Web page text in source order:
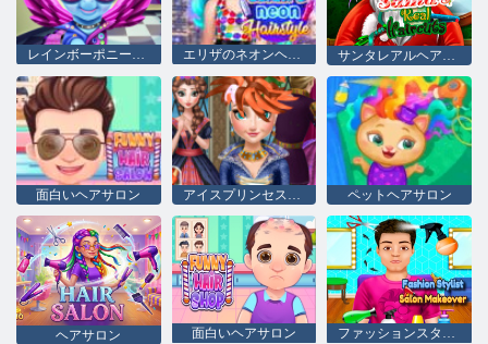
レインボーポニーリアルヘアカット エリザのネオンヘアスタイル サンタレアルヘアカット
面白いヘアサロン アイスプリンセスレアルヘアカット ペットヘアサロン
ヘアサロン 面白いヘアサロン ファッションスタイリストサロン変身